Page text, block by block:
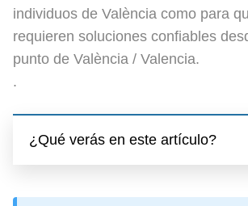
individuos de València como para
requieren soluciones confiables
punto de València / Valencia.
.
¿Qué verás en este artículo?